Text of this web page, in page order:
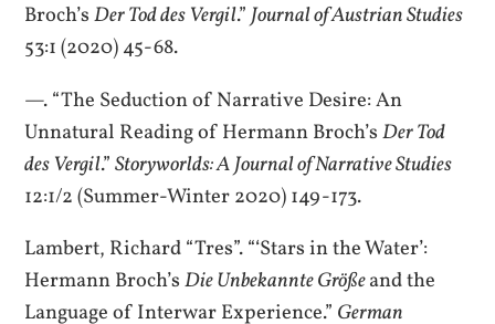
Broch’sDer Tod des Vergil.”Journal of Austrian Studies
53:1 (2020) 45-68.
—. “The Seduction of Narrative Desire: An
Unnatural Reading of Hermann Broch’sDer Tod
des Vergil.”Storyworlds: A Journal of Narrative Studies
12:1/2 (Summer-Winter 2020) 149-173.
Lambert, Richard “Tres”. “‘Stars in the Water’:
Hermann Broch’sDie Unbekannte Größeand the
Language of Interwar Experience.” German